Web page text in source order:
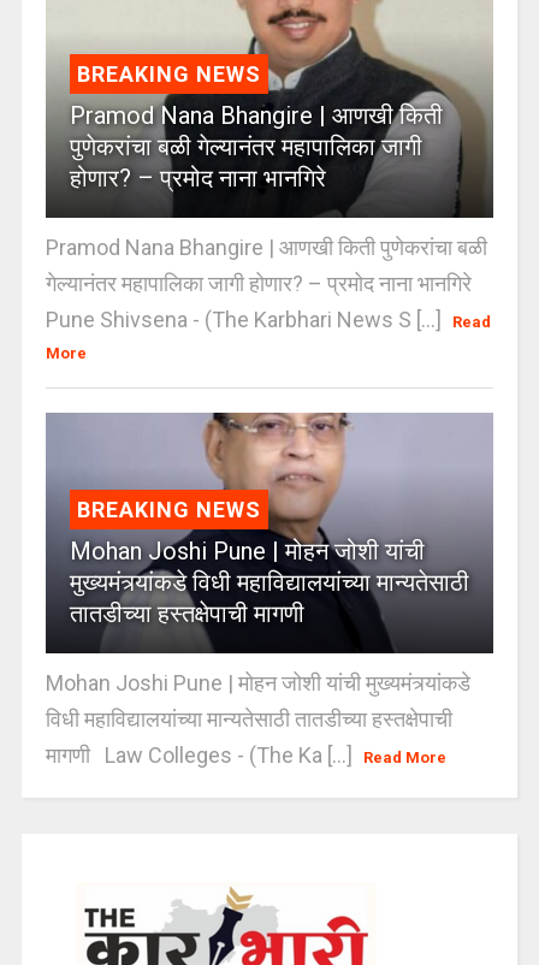
BREAKING NEWS
Pramod Nana Bhangire | आणखी किती
पुणेकरांचा बळी गेल्यानंतर महापालिका जागी
होणार? – प्रमोद नाना भानगिरे
Pramod Nana Bhangire | आणखी किती पुणेकरांचा बळी
गेल्यानंतर महापालिका जागी होणार? – प्रमोद नाना भानगिरे
Pune Shivsena - (The Karbhari News S [...]
Read
More
BREAKING NEWS
Mohan Joshi Pune | मोहन जोशी यांची
मुख्यमंत्र्यांकडे विधी महाविद्यालयांच्या मान्यतेसाठी
तातडीच्या हस्तक्षेपाची मागणी
Mohan Joshi Pune | मोहन जोशी यांची मुख्यमंत्र्यांकडे
विधी महाविद्यालयांच्या मान्यतेसाठी तातडीच्या हस्तक्षेपाची
मागणी Law Colleges - (The Ka [...]
Read More